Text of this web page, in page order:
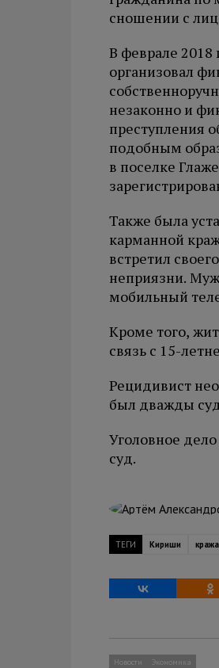
сношении с
В феврале
организовал
незаконно и
преступления
подобным
в поселке
Также была
карманной
встретил
неприязни.
мобильный
Кроме того,
связь с 15-
Рецидивист
был дважды
Уголовное
суд.
ТЕГИ Кириши кража
Новости Экономика